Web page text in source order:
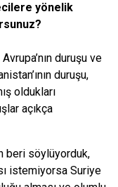
yönelik
duruşu ve
duruşu,
oldukları
açıkça
beri söylüyorduk,
istemiyorsa Suriye